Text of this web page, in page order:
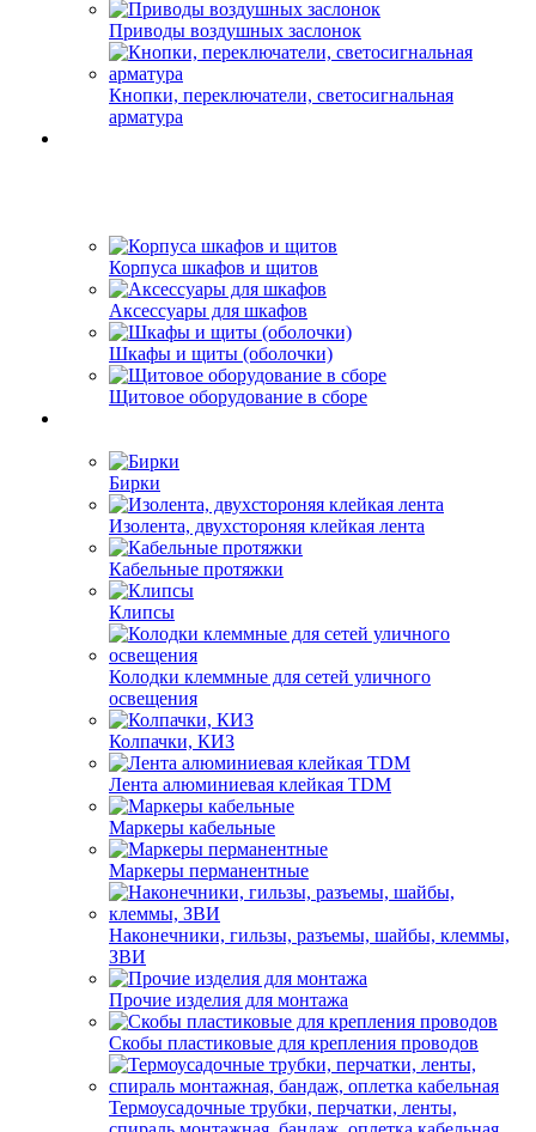
Приводы воздушных заслонок
Кнопки, переключатели, светосигнальная
арматура
Корпуса шкафов и щитов
Аксессуары для шкафов
Шкафы и щиты (оболочки)
Щитовое оборудование в сборе
Бирки
Изолента, двухстороняя клейкая лента
Кабельные протяжки
Клипсы
Колодки клеммные для сетей уличного
освещения
Колпачки, КИЗ
Лента алюминиевая клейкая TDM
Маркеры кабельные
Маркеры перманентные
Наконечники, гильзы, разъемы, шайбы, клеммы,
ЗВИ
Прочие изделия для монтажа
Скобы пластиковые для крепления проводов
Термоусадочные трубки, перчатки, ленты,